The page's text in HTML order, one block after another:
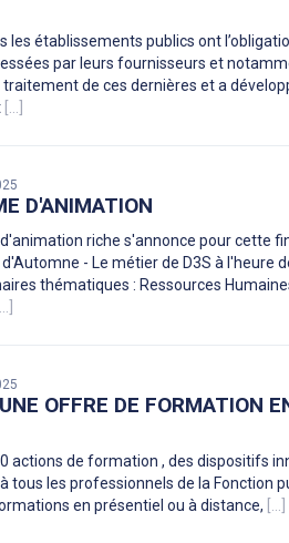
les établissements publics ont
par leurs fournisseurs et
de ces dernières et a
[...]
D'ANIMATION
riche s'annonce pour cette
d'Automne - Le métier de D3S à l'heure
thématiques : Ressources
[...]
OFFRE DE FORMATION
actions de formation , des dispositifs
tous les professionnels de la Fonction
en présentiel ou à distance, [...]